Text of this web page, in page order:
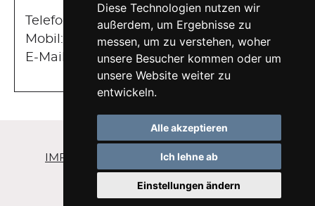
Diese Technologien nutzen wir
außerdem, um Ergebnisse zu
messen, um zu verstehen, woher
unsere Besucher kommen oder um
unsere Website weiter zu
entwickeln.
Alle akzeptieren
Ich lehne ab
Einstellungen ändern
Telefon:
+49 40 675 843 66
Mobil:
+49 151 22 32 48 58
E-Mail:
service@derkonfigurator.de
IMPRESSUM DATENSCHUTZ
COOKIEEINSTELLUNGEN